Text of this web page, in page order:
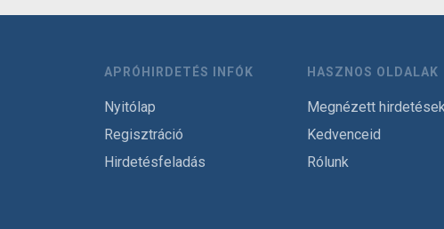
APRÓHIRDETÉS INFÓK
Nyitólap
Regisztráció
Hirdetésfeladás
HASZNOS OLDALAK
Megnézett
Kedvenceid
Rólunk